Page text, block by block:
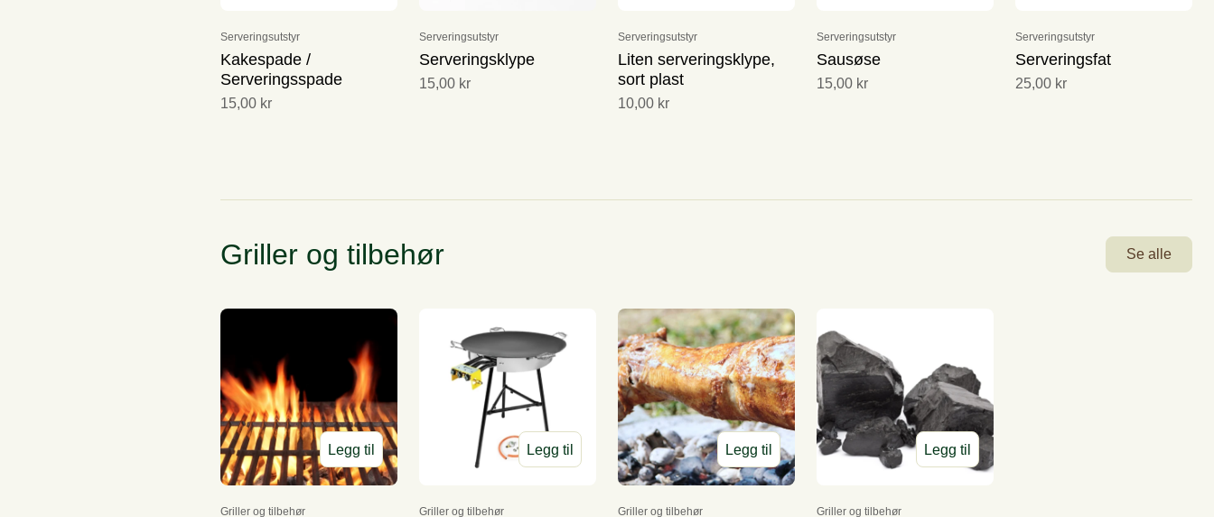
Serveringsutstyr
Kakespade /
Serveringsspade
15,00 kr
Serveringsutstyr
Serveringsklype
15,00 kr
Serveringsutstyr
Liten serveringsklype,
sort plast
10,00 kr
Serveringsutstyr
Sausøse
15,00 kr
Serveringsutstyr
Serveringsfat
25,00 kr
Griller og tilbehør Se alle
Legg til
Griller og tilbehør
Legg til
Griller og tilbehør
Legg til
Griller og tilbehør
Legg til
Griller og tilbehør